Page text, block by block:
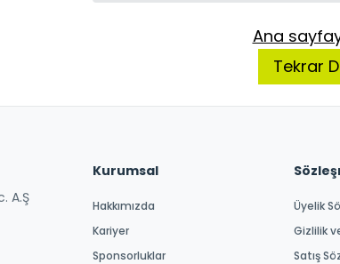
Ana
Tekrar
A.Ş
Kurumsal
Hakkımızda
Kariyer
Sponsorluklar
Üyelik
Gizlilik
Satış